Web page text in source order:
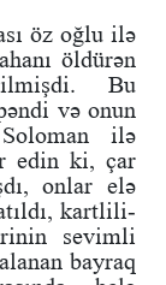
öz oğlu ilə
öldürən
Bu
və onun
ilə
edin ki, çar
onlar elə
kartlili-
sevimli
bayraq